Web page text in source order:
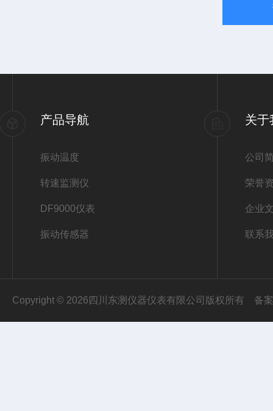
产品导航
振动温度
转速监测仪
DF9000仪表
振动传感器
关于
公司
荣誉
企业
联系
Copyright © 2026四川东测仪器仪表有限公司版权所有 备